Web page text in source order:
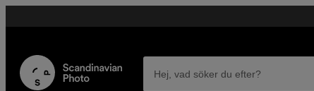
Hej, vad söker du efter?